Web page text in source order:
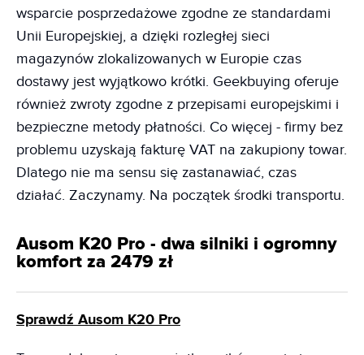
wsparcie posprzedażowe zgodne ze standardami
Unii Europejskiej, a dzięki rozległej sieci
magazynów zlokalizowanych w Europie czas
dostawy jest wyjątkowo krótki. Geekbuying oferuje
również zwroty zgodne z przepisami europejskimi i
bezpieczne metody płatności. Co więcej - firmy bez
problemu uzyskają fakturę VAT na zakupiony towar.
Dlatego nie ma sensu się zastanawiać, czas
działać. Zaczynamy. Na początek środki transportu.
Ausom K20 Pro - dwa silniki i ogromny
komfort za 2479 zł
Sprawdź Ausom K20 Pro